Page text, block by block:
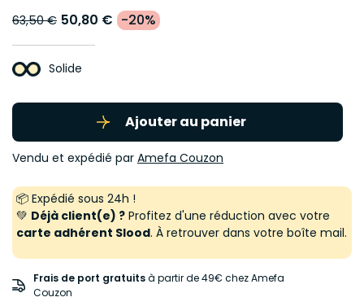
63,50 € 50,80 € -20%
Solide
Ajouter au panier
Vendu et expédié par Amefa Couzon
📦 Expédié sous 24h !
💚 Déjà client(e) ? Profitez d'une réduction avec votre
carte adhérent Slood. À retrouver dans votre boîte mail.
Frais de port gratuitsà partir de 49€ chez Amefa
Couzon